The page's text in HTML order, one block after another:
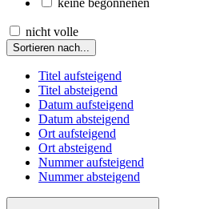
nicht volle
Sortieren nach...
Titel aufsteigend
Titel absteigend
Datum aufsteigend
Datum absteigend
Ort aufsteigend
Ort absteigend
Nummer aufsteigend
Nummer absteigend